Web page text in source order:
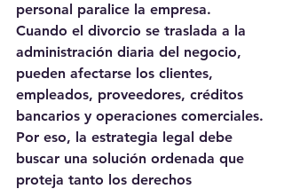
personal paralice la empresa.
Cuando el divorcio se traslada a la
administración diaria del negocio,
pueden afectarse los clientes,
empleados, proveedores, créditos
bancarios y operaciones comerciales.
Por eso, la estrategia legal debe
buscar una solución ordenada que
proteja tanto los derechos